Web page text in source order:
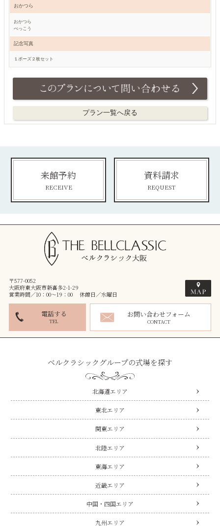
おかつら
おかつら
べっこう
記念写真
１ポーズ２枚セット
プラン一覧へ戻る
来館予約
RECEIVE
資料請求
REQUEST
〒577-0052
大阪府東大阪市新喜多2-1-29
営業時間／10：00～19：00 休館日／水曜日
電話する
TEL
お問い合わせフォーム
CONTACT
ベルクラシックグループの式場を探す
北海道エリア
東北エリア
関東エリア
北陸エリア
東海エリア
近畿エリア
中国・四国エリア
九州エリア